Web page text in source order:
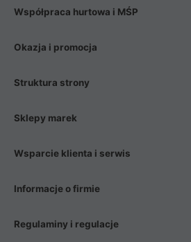
Współpraca hurtowa i MŚP
Okazja i promocja
Struktura strony
Sklepy marek
Wsparcie klienta i serwis
Informacje o firmie
Regulaminy i regulacje